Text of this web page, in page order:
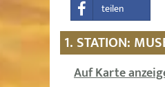
teilen
1. STATION:
Auf Karte